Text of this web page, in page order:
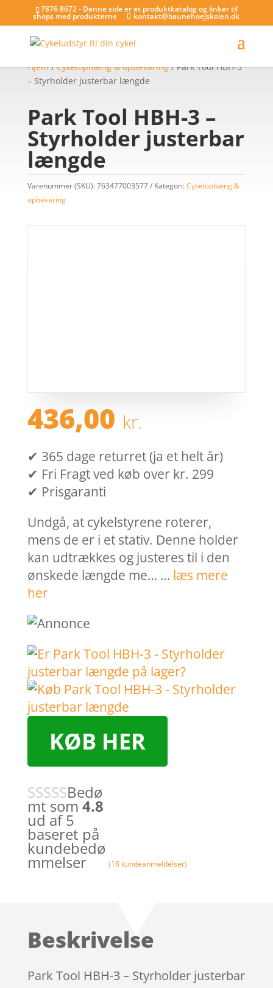
7876 8672 - Denne side er et produktkatalog og linker til
shops med produkterne kontakt@baunehoejskolen.dk
Hjem/Cykelophæng & opbevaring/ Park Tool HBH-3
– Styrholder justerbar længde
Park Tool HBH-3 –
Styrholder justerbar
længde
Varenummer (SKU):763477003577 Kategori:Cykelophæng &
opbevaring
436,00 kr.
✔ 365 dage returret (ja et helt år)
✔ Fri Fragt ved køb over kr. 299
✔ Prisgaranti
Undgå, at cykelstyrene roterer,
mens de er i et stativ. Denne holder
kan udtrækkes og justeres til i den
ønskede længde me… … læs mere
her
KØB HER
Bedø
mt som 4.8
ud af 5
baseret på
kundebedø
mmelser (18 kundeanmeldelser)
Beskrivelse
Park Tool HBH-3 – Styrholder justerbar